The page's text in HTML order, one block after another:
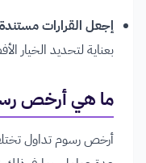
إجعل القرارات مستندة
بعناية لتحديد الخيار
ما هي أرخص
أرخص رسوم تداول